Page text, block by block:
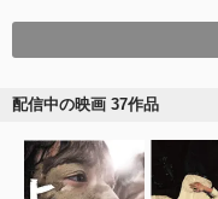
配信中の映画 37作品